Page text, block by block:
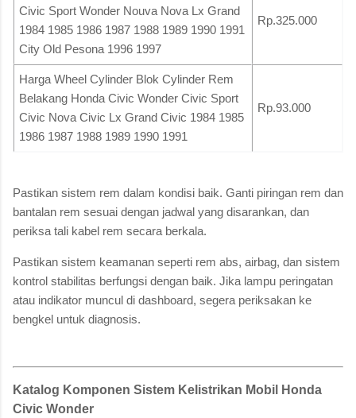
Civic Sport Wonder Nouva Nova Lx Grand
1984 1985 1986 1987 1988 1989 1990 1991
City Old Pesona 1996 1997
Rp.325.000
Harga Wheel Cylinder Blok Cylinder Rem
Belakang Honda Civic Wonder Civic Sport
Civic Nova Civic Lx Grand Civic 1984 1985
1986 1987 1988 1989 1990 1991
Rp.93.000
Pastikan sistem rem dalam kondisi baik. Ganti piringan rem dan
bantalan rem sesuai dengan jadwal yang disarankan, dan
periksa tali kabel rem secara berkala.
Pastikan sistem keamanan seperti rem abs, airbag, dan sistem
kontrol stabilitas berfungsi dengan baik. Jika lampu peringatan
atau indikator muncul di dashboard, segera periksakan ke
bengkel untuk diagnosis.
Katalog Komponen Sistem Kelistrikan Mobil Honda
Civic Wonder